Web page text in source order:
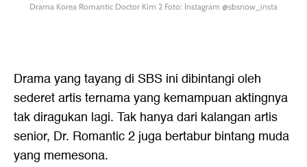
Drama Korea Romantic Doctor Kim 2 Foto: Instagram @sbsnow_insta
Drama yang tayang di SBS ini dibintangi oleh
sederet artis ternama yang kemampuan aktingnya
tak diragukan lagi. Tak hanya dari kalangan artis
senior, Dr. Romantic 2 juga bertabur bintang muda
yang memesona.